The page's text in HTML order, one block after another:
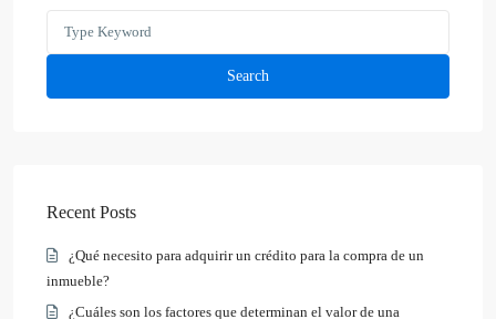
Search
Recent Posts
¿Qué necesito para adquirir un crédito para la compra de un
inmueble?
¿Cuáles son los factores que determinan el valor de una